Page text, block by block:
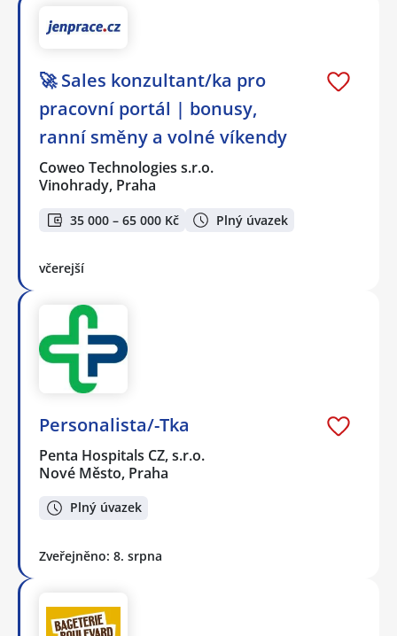
🚀 Sales konzultant/ka pro
pracovní portál | bonusy,
ranní směny a volné víkendy
Coweo Technologies s.r.o.
Vinohrady, Praha
35 000 – 65 000 Kč Plný úvazek
včerejší
Personalista/-Tka
Penta Hospitals CZ, s.r.o.
Nové Město, Praha
Plný úvazek
Zveřejněno: 8. srpna